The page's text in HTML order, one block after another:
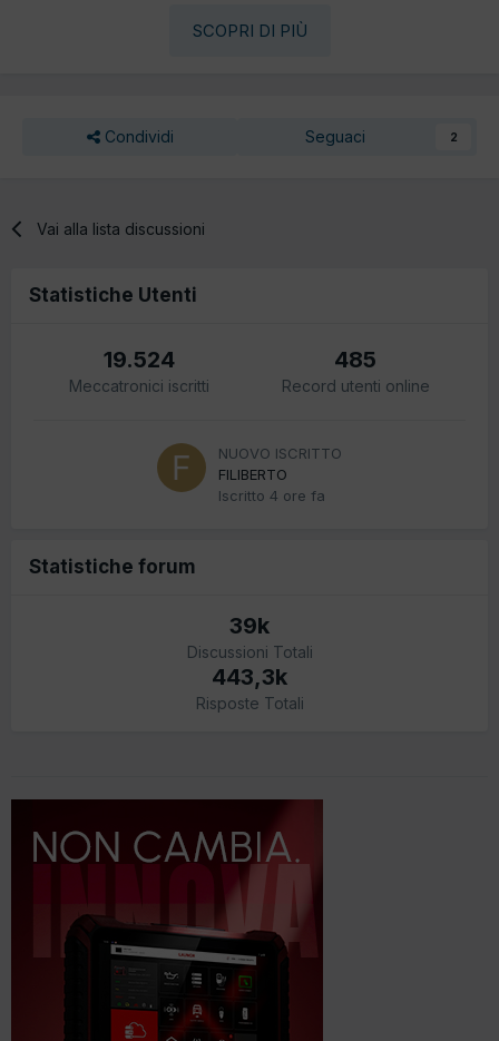
SCOPRI DI PIÙ
Condividi Seguaci 2
Vai alla lista discussioni
Statistiche Utenti
19.524
Meccatronici iscritti
485
Record utenti online
NUOVO ISCRITTO
FILIBERTO
Iscritto 4 ore fa
Statistiche forum
39k
Discussioni Totali
443,3k
Risposte Totali